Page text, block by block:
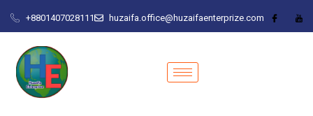
+8801407028111 huzaifa.office@huzaifaenterprize.com